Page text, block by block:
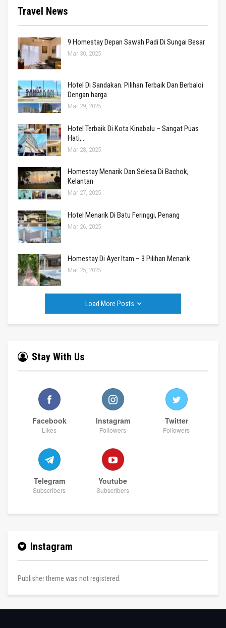
Travel News
9 Homestay Depan Sawah Padi Di Sungai Besar
Mar 30, 2025
Hotel Di Sandakan. Pilihan Terbaik Dan Berbaloi
Dengan harga
Mar 29, 2025
Hotel Terbaik Di Kota Kinabalu – Sangat Puas
Hati,…
Mar 28, 2025
Homestay Menarik Dan Selesa Di Bachok,
Kelantan
Mar 27, 2025
Hotel Menarik Di Batu Feringgi, Penang
Mar 26, 2025
Homestay Di Ayer Itam – 3 Pilihan Menarik
Mar 25, 2025
Load More Posts
Stay With Us
Facebook
Likes
Instagram
Followers
Twitter
Followers
Telegram
Subscribers
Youtube
Subscribers
Instagram
Publisher theme was not registered.